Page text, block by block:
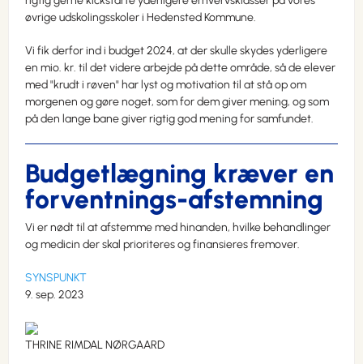
øvrige udskolingsskoler i Hedensted Kommune.
Vi fik derfor ind i budget 2024, at der skulle skydes yderligere
en mio. kr. til det videre arbejde på dette område, så de elever
med "krudt i røven" har lyst og motivation til at stå op om
morgenen og gøre noget, som for dem giver mening, og som
på den lange bane giver rigtig god mening for samfundet.
Budgetlægning kræver en
forventnings-afstemning
Vi er nødt til at afstemme med hinanden, hvilke behandlinger
og medicin der skal prioriteres og finansieres fremover.
SYNSPUNKT
9. sep. 2023
THRINE RIMDAL NØRGAARD